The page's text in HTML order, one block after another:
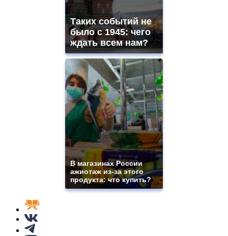
Таких событий не
было с 1945: чего
ждать всем нам?
В магазинах России
ажиотаж из-за этого
продукта: что купить?